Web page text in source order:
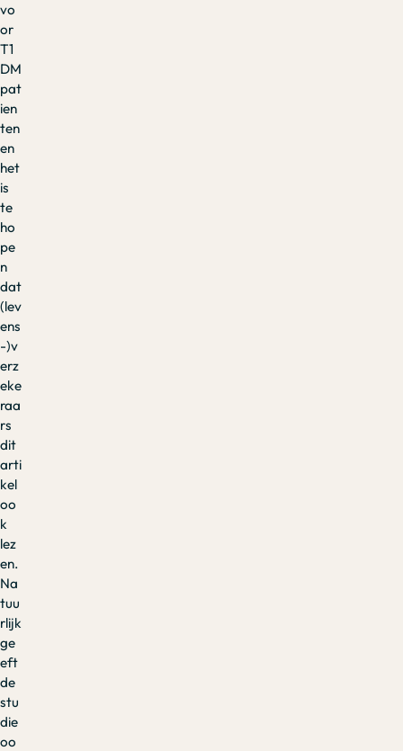
vo
or
T1
DM
pat
ien
ten
en
het
is
te
ho
pe
n
dat
(lev
ens
-)v
erz
eke
raa
rs
dit
arti
kel
oo
k
lez
en.
Na
tuu
rlijk
ge
eft
de
stu
die
oo